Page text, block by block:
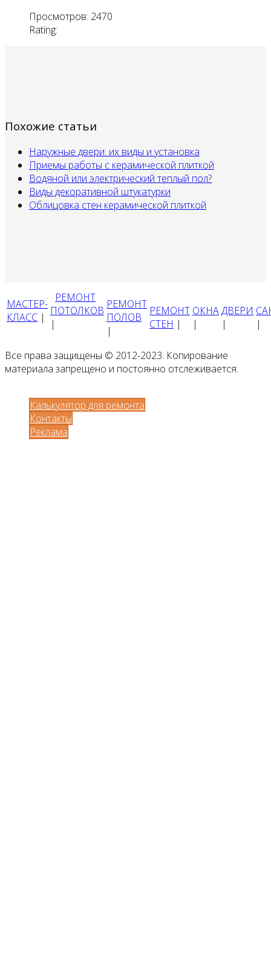
Просмотров: 2470
Rating:
Похожие статьи
Наружные двери: их виды и установка
Приемы работы с керамической плиткой
Водяной или электрический теплый пол?
Виды декоративной штукатурки
Облицовка стен керамической плиткой
МАСТЕР-
КЛАСС |
РЕМОНТ
ПОТОЛКОВ
|
РЕМОНТ
ПОЛОВ
|
РЕМОНТ
СТЕН |
ОКНА
|
ДВЕРИ
|
|
Все права защищены © 2012-2023. Копирование
материала запрещено и постоянно отслеживается.
Калькулятор для ремонта
Контакты
Реклама